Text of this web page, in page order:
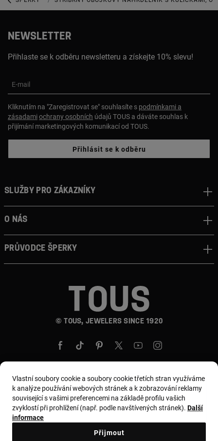
NEWSLETTER
Přihlaste se k odběru newsletteru a získejte 10% slevu!
E-mail
Kliknutím na "Zaregistrovat se" souhlasíte s podmínkami a
zásadamiochrany osobních údajů TOUS a dáváte souhlas k
přijímání marketingových komunikací od TOUS.
Přihlásit se k odběru
© TOUS, JEWELERS SINCE 1920
Služby pro zákazníky
O nás
Průvodce šperky
Země a měna: Czech Republic / Euro
Všeobecné podmínky
Vlastní soubory cookie a soubory cookie třetích stran využíváme
k analýze používání webových stránek a k zobrazování reklamy
související s vašimi preferencemi na základě profilu vašich
zvyklostí při prohlížení (např. podle navštívených stránek). Další
informace
Přijmout